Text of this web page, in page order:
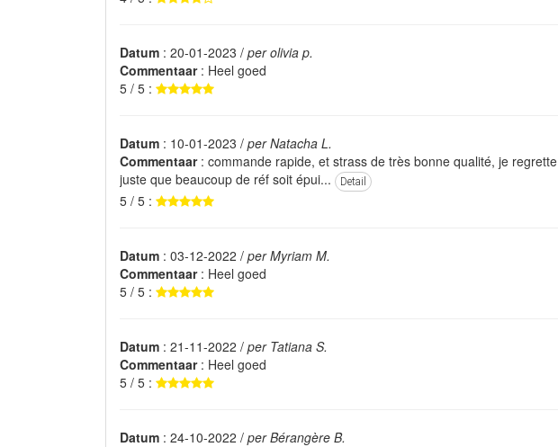
Datum : 20-01-2023 / per olivia p.
Commentaar: Heel goed
5 / 5 :
Datum : 10-01-2023 / per Natacha L.
Commentaar: commande rapide, et strass de très bonne qualité, je regrette
juste que beaucoup de réf soit épui...
Detail
5 / 5 :
Datum : 03-12-2022 / per Myriam M.
Commentaar: Heel goed
5 / 5 :
Datum : 21-11-2022 / per Tatiana S.
Commentaar: Heel goed
5 / 5 :
Datum : 24-10-2022 / per Bérangère B.